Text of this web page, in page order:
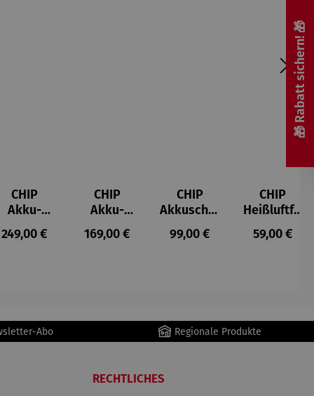
CHIP
Akku-
Staubsau
ger
Regulärer Preis:
249,00 €
CHIP
Akku-
Staubsau
ger DS02
Regulärer Preis:
169,00 €
CHIP
Akkuschra
uber
Regulärer Preis:
99,00 €
CHIP
Heißluftfri
tteuse
Regulärer
59,00 €
Abo Regionale Produkte
RECHTLICHES
🎁 Rabatt sichern! 🎁